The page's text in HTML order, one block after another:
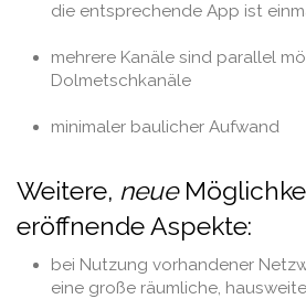
die entsprechende App ist
mehrere Kanäle sind parallel
Dolmetschkanäle
minimaler baulicher Aufwand
Weitere, neue
eröffnende Aspekte:
bei Nutzung vorhandener
eine große räumliche,